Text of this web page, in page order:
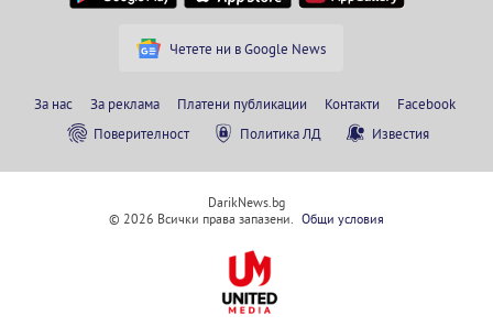
Четете ни в Google News
За нас За реклама Платени публикации Контакти
Facebook
Поверителност
Политика ЛД Известия
DarikNews.bg
© 2026 Всички права запазени. Общи условия